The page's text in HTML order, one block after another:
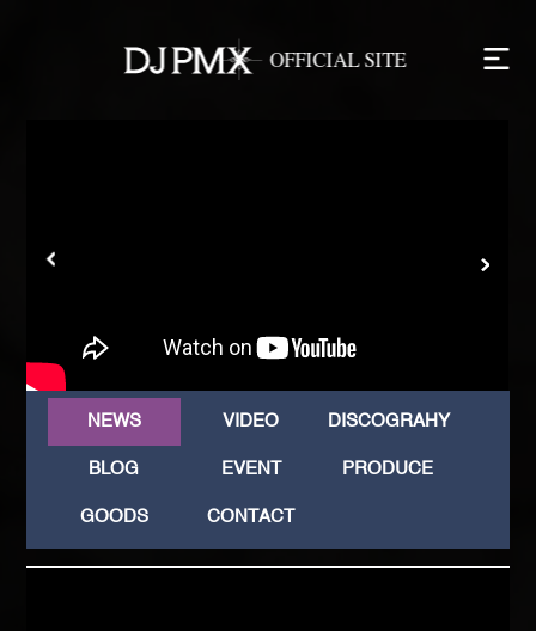
NEWS VIDEO DISCOGRAHY
BLOG EVENT PRODUCE
GOODS CONTACT